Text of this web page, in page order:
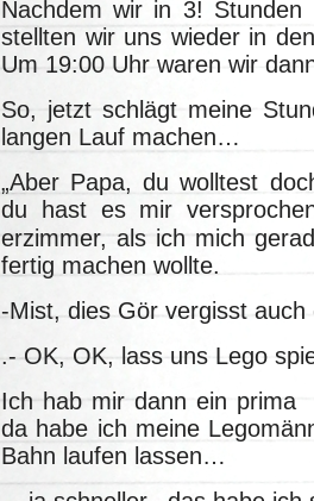
Nachdem wir in 3!
stellten wir uns wieder in
Um 19:00 Uhr waren wir
So, jetzt schlägt meine
langen Lauf machen…
„Aber Papa, du wolltest
du hast es mir
erzimmer, als ich mich
fertig machen wollte.
-Mist, dies Gör vergisst auch
.- OK, OK, lass uns Lego
Ich hab mir dann ein prima
da habe ich meine
Bahn laufen lassen…